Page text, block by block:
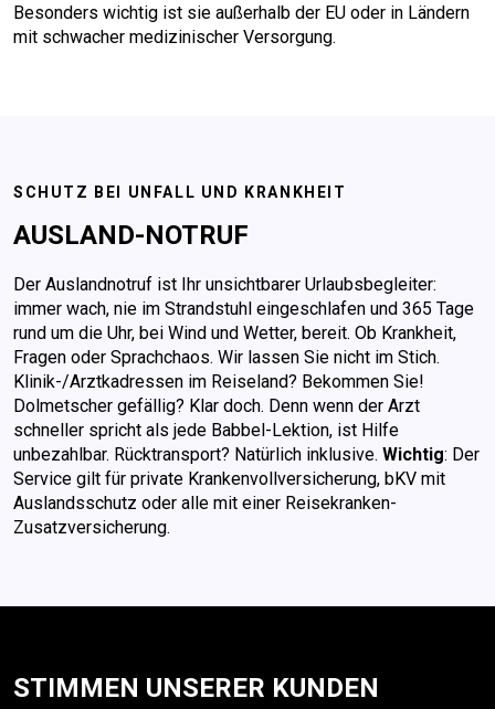
Besonders wichtig ist sie außerhalb der EU oder in Ländern
mit schwacher medizinischer Versorgung.
SCHUTZ BEI UNFALL UND KRANKHEIT
AUSLAND-NOTRUF
Der Auslandnotruf ist Ihr unsichtbarer Urlaubsbegleiter:
immer wach, nie im Strandstuhl eingeschlafen und 365 Tage
rund um die Uhr, bei Wind und Wetter, bereit. Ob Krankheit,
Fragen oder Sprachchaos. Wir lassen Sie nicht im Stich.
Klinik-/Arztkadressen im Reiseland? Bekommen Sie!
Dolmetscher gefällig? Klar doch. Denn wenn der Arzt
schneller spricht als jede Babbel-Lektion, ist Hilfe
unbezahlbar. Rücktransport? Natürlich inklusive. Wichtig: Der
Service gilt für private Krankenvollversicherung, bKV mit
Auslandsschutz oder alle mit einer Reisekranken-
Zusatzversicherung.
STIMMEN UNSERER KUNDEN